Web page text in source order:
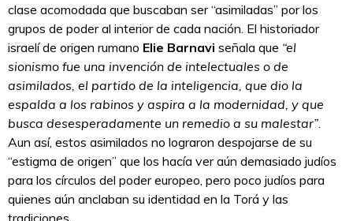
clase acomodada que buscaban ser “asimiladas” por los
grupos de poder al interior de cada nación. El historiador
israelí de origen rumano Elie Barnavi señala que “el
sionismo fue una invención de intelectuales o de
asimilados, el partido de la inteligencia, que dio la
espalda a los rabinos y aspira a la modernidad, y que
busca desesperadamente un remedio a su malestar”.
Aun así, estos asimilados no lograron despojarse de su
“estigma de origen” que los hacía ver aún demasiado judíos
para los círculos del poder europeo, pero poco judíos para
quienes aún anclaban su identidad en la Torá y las